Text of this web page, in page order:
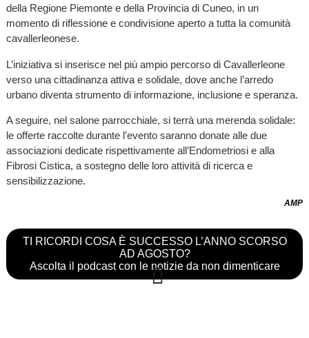
della Regione Piemonte e della Provincia di Cuneo, in un
momento di riflessione e condivisione aperto a tutta la comunità
cavallerleonese.
L’iniziativa si inserisce nel più ampio percorso di Cavallerleone
verso una cittadinanza attiva e solidale, dove anche l’arredo
urbano diventa strumento di informazione, inclusione e speranza.
A seguire, nel salone parrocchiale, si terrà una merenda solidale:
le offerte raccolte durante l’evento saranno donate alle due
associazioni dedicate rispettivamente all’Endometriosi e alla
Fibrosi Cistica, a sostegno delle loro attività di ricerca e
sensibilizzazione.
AMP
TI RICORDI COSA È SUCCESSO L’ANNO SCORSO
AD AGOSTO?
Ascolta il podcast con le notizie da non dimenticare